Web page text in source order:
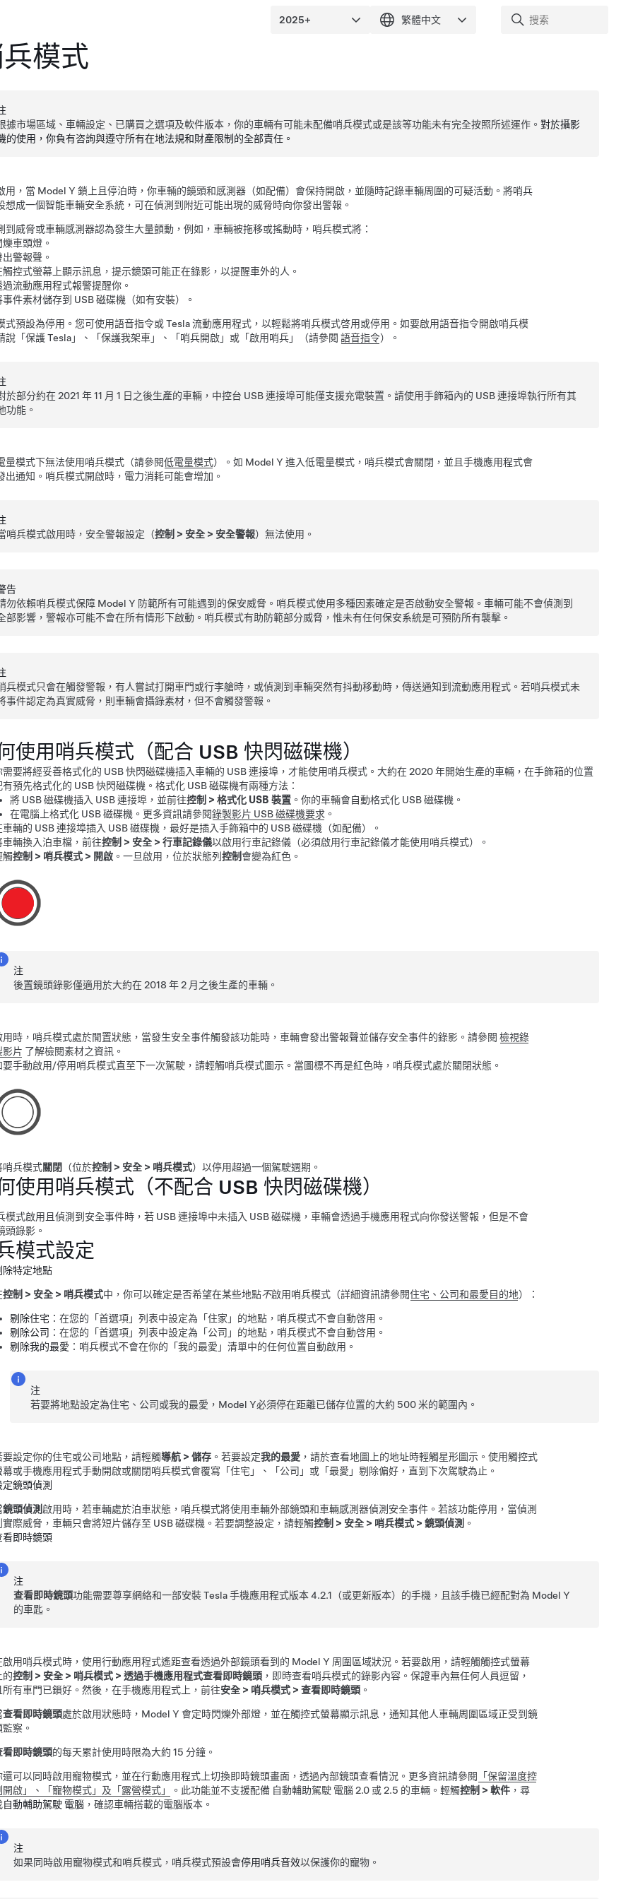
模式
據市場區域、車輛設定、已購買之選項及軟件版本，你的車輛有可能未配備哨兵模式或是該等功能未有完全按照所述運作。對於攝影
的使用，你負有咨詢與遵守所有在地法規和財產限制的全部責任。
用，當 Model Y 鎖上且停泊時，你車輛的鏡頭和感測器（如配備） 會保持開啟，並隨時記錄車輛周圍的可疑活動。將哨兵
想成一個智能車輛安全系統，可在偵測到附近可能出現的威脅時向你發出警報。
到威脅或車輛感測器認為發生大量顫動，例如，車輛被拖移或搖動時，哨兵模式將：
爍車頭燈。
出警報聲。
觸控式螢幕上顯示訊息，提示鏡頭可能正在錄影，以提醒車外的人。
過流動應用程式報警提醒你。
事件素材儲存到 USB 磁碟機（如有安裝）。
式預設為停用。您可使用語音指令或 Tesla 流動應用程式，以輕鬆將哨兵模式啓用或停用。如要啟用語音指令開啟哨兵模
說「保護 Tesla」、「保護我架車」、「哨兵開啟」或「啟用哨兵」（請參閱 語音指令）。
於部分約在 2021 年 11 月 1 日之後生產的車輛，中控台 USB 連接埠可能僅支援充電裝置。請使用手飾箱內的 USB 連接埠執行所有其
功能。
量模式下無法使用哨兵模式（請參閱低電量模式）。如 Model Y 進入低電量模式，哨兵模式會關閉，並且手機應用程式會
出通知。 哨兵模式開啟時，電力消耗可能會增加。
哨兵模式啟用時，安全警報設定（控制 > 安全 > 安全警報）無法使用。
告
勿依賴哨兵模式保障 Model Y 防範所有可能遇到的保安威脅。哨兵模式使用多種因素確定是否啟動安全警報。車輛可能不會偵測到
部影響，警報亦可能不會在所有情形下啟動。哨兵模式有助防範部分威脅，惟未有任何保安系統是可預防所有襲擊。
兵模式只會在觸發警報，有人嘗試打開車門或行李艙時，或偵測到車輛突然有抖動移動時，傳送通知到流動應用程式。若哨兵模式未
事件認定為真實威脅，則車輛會攝錄素材，但不會觸發警報。
使用哨兵模式（配合 USB 快閃磁碟機）
需要將經妥善格式化的 USB 快閃磁碟機插入車輛的 USB 連接埠，才能使用哨兵模式。 大約在 2020 年開始生產的車輛，在手飾箱的位置
有預先格式化的 USB 快閃磁碟機。 格式化 USB 磁碟機有兩種方法：
將 USB 磁碟機插入 USB 連接埠，並前往控制 > 格式化 USB 裝置 。你的車輛會自動格式化 USB 磁碟機。
在電腦上格式化 USB 磁碟機。更多資訊請參閱錄製影片 USB 磁碟機要求 。
車輛的 USB 連接埠插入 USB 磁碟機，最好是插入手飾箱中的 USB 磁碟機 （如配備）
。
車輛換入泊車檔，前往控制 > 安全 > 行車記錄儀以啟用行車記錄儀（必須啟用行車記錄儀才能使用哨兵模式）。
觸控制 > 哨兵模式 > 開啟 。一旦啟用， 位於狀態列 控制會變為紅色。
注
後置鏡頭錄影僅適用於大約在 2018 年 2 月之後生產的車輛。
用時，哨兵模式處於閒置狀態，當發生安全事件觸發該功能時，車輛會發出警報聲並儲存安全事件的錄影。請參閱 檢視錄
影片 了解檢閱素材之資訊。
要手動啟用/停用哨兵模式直至下一次駕駛，請輕觸哨兵模式圖示。當圖標不再是紅色時，哨兵模式處於關閉狀態。
哨兵模式關閉 （位於控制 > 安全 > 哨兵模式）以停用超過一個駕駛週期。
使用哨兵模式（不配合 USB 快閃磁碟機）
模式啟用且偵測到安全事件時，若 USB 連接埠中未插入 USB 磁碟機，車輛會透過手機應用程式向你發送警報，但是不會
頭錄影。
模式設定
除特定地點
控制 > 安全 > 哨兵模式中，你可以確定是否希望在某些地點不啟用哨兵模式（詳細資訊請參閱住宅、公司和最愛目的地）：
剔除住宅 ：在您的「首選項」列表中設定為「住家」的地點，哨兵模式不會自動啓用。
剔除公司 ：在您的「首選項」列表中設定為「公司」的地點，哨兵模式不會自動啓用。
剔除我的最愛 ：哨兵模式不會在你的「我的最愛」清單中的任何位置自動啟用。
注
若要將地點設定為住宅、公司或我的最愛， Model Y必須停在距離已儲存位置的大約 500 米的範圍內。
要設定你的住宅或公司地點，請輕觸導航 > 儲存 。若要設定我的最愛 ，請於查看地圖上的地址時輕觸星形圖示。使用觸控式
幕或手機應用程式手動開啟或關閉哨兵模式會覆寫「住宅」、「公司」或「最愛」剔除偏好，直到下次駕駛為止。
定鏡頭偵測
鏡頭偵測 啟用時，若車輛處於泊車狀態，哨兵模式將使用車輛外部鏡頭和車輛感測器偵測安全事件。若該功能停用，當偵測
實際威脅，車輛只會將短片儲存至 USB 磁碟機。若要調整設定，請輕觸控制 > 安全 > 哨兵模式 > 鏡頭偵測 。
看即時鏡頭
注
查看即時鏡頭功能需要尊享網絡和一部安裝 Tesla 手機應用程式版本4.2.1 （或更新版本）的手機，且該手機已經配對為 Model Y
的車匙。
啟用哨兵模式時，使用行動應用程式遙距查看透過外部鏡頭看到的 Model Y 周圍區域狀況 。若要啟用，請輕觸觸控式螢幕
的控制 > 安全 > 哨兵模式 > 透過手機應用程式查看即時鏡頭 ，即時查看哨兵模式的錄影內容。保證車內無任何人員逗留，
所有車門已鎖好。然後，在手機應用程式上，前往安全 > 哨兵模式 > 查看即時鏡頭 。
查看即時鏡頭處於啟用狀態時， Model Y 會定時閃爍外部燈，並在觸控式螢幕顯示訊息，通知其他人車輛周圍區域正受到鏡
監察。
看即時鏡頭的每天累計使用時限為大約 15 分鐘 。
還可以同時啟用寵物模式 ，並在行動應用程式上切換即時鏡頭畫面，透過內部鏡頭查看情況。更多資訊請參閱
「保留溫度控
開啟」、「寵物模式」及「露營模式」
。此功能並不支援配備 自動輔助駕駛 電腦 2.0 或 2.5 的車輛。輕觸控制 > 軟件 ，尋
自動輔助駕駛 電腦 ，確認車輛搭載的電腦版本。
注
如果同時啟用寵物模式和哨兵模式，哨兵模式預設會停用哨兵音效以保護你的寵物。